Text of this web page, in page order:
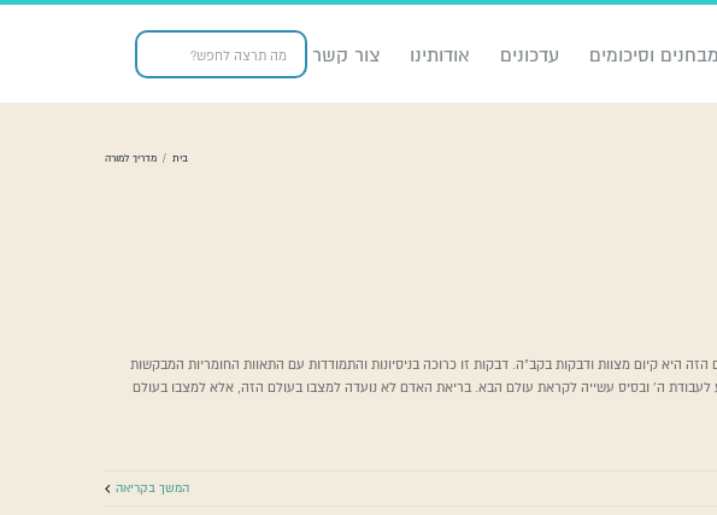
מבחנים וסיכומים עדכונים אודותינו צור קשר
בית / מדריך למורה
היא קיום מצוות ודבקות בקב"ה. דבקות זו כרוכה בניסיונות והתמודדות עם התאוות החומריות המבקשות
ה' ובסיס עשייה לקראת עולם הבא. בריאת האדם לא נועדה למצבו בעולם הזה, אלא למצבו בעולם
המשך בקריאה